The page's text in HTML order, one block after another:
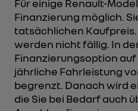
Für einige Renault-
Finanzierung möglich.
tatsächlichen
werden nicht fällig. In
Finanzierungsoption
jährliche Fahrleistung
begrenzt. Danach wird
die Sie bei Bedarf auch